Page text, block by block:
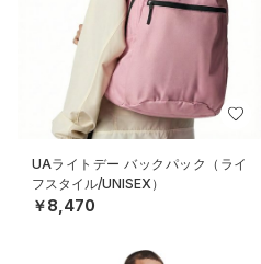
UAライトデー バックパック（ライ
フスタイル/UNISEX）
￥8,470